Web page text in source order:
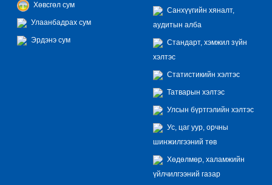
Хөвсгөл сум
Улаанбадрах сум
Эрдэнэ сум
Санхүүгийн хяналт,
аудитын алба
Стандарт, хэмжил зүйн
хэлтэс
Статистикийн хэлтэс
Татварын хэлтэс
Улсын бүртгэлийн хэлтэс
Ус, цаг уур, орчны
шинжилгээний төв
Хөдөлмөр, халамжийн
үйлчилгээний газар